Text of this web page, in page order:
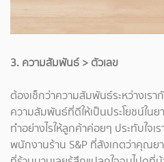
3. ความสัมพันธ์ > ตัวเลข
ต้องเช็กว่าความสัมพันธ์ระหว่างเรา
ความสัมพันธ์ที่ดีให้เป็นประโยชน์ใ
ทำอย่างไรให้ลูกค้าค่อยๆ ประทับใจ
พนักงานร้าน S&P ที่สังเกตว่าคุณย